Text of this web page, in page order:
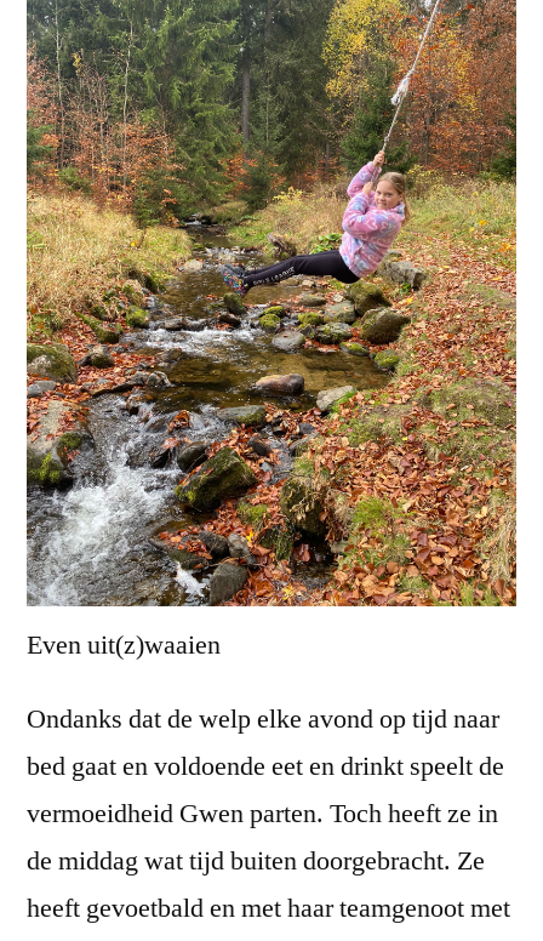
Even uit(z)waaien
Ondanks dat de welp elke avond op tijd naar
bed gaat en voldoende eet en drinkt speelt de
vermoeidheid Gwen parten. Toch heeft ze in
de middag wat tijd buiten doorgebracht. Ze
heeft gevoetbald en met haar teamgenoot met